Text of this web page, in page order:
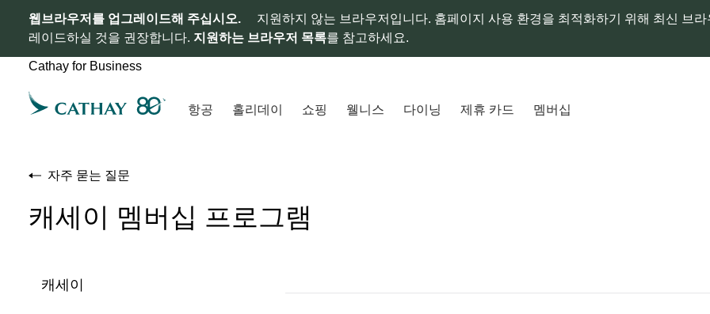
웹브라우저를 업그레이드해 주십시오.
지원하지 않는 브라우저입니다. 홈페이지 사용 환경을 최적화하기 위해 최신 브
레이드하실 것을 권장합니다. 지원하는 브라우저 목록를 참고하세요.
Cathay for Business
항공 홀리데이 쇼핑 웰니스 다이닝 제휴 카드 멤버십
자주 묻는 질문
캐세이 멤버십 프로그램
캐세이